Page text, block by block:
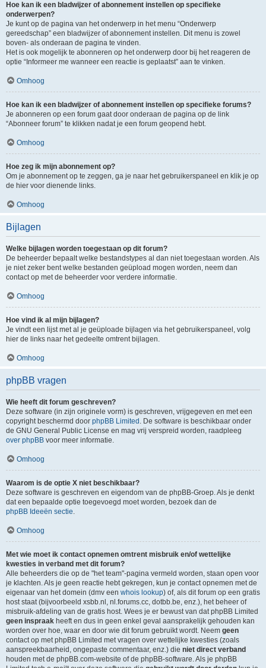
Hoe kan ik een bladwijzer of abonnement instellen op specifieke
onderwerpen?
Je kunt op de pagina van het onderwerp in het menu “Onderwerp
gereedschap” een bladwijzer of abonnement instellen. Dit menu is zowel
boven- als onderaan de pagina te vinden.
Het is ook mogelijk te abonneren op het onderwerp door bij het reageren de
optie “Informeer me wanneer een reactie is geplaatst” aan te vinken.
Omhoog
Hoe kan ik een bladwijzer of abonnement instellen op specifieke forums?
Je abonneren op een forum gaat door onderaan de pagina op de link
“Abonneer forum” te klikken nadat je een forum geopend hebt.
Omhoog
Hoe zeg ik mijn abonnement op?
Om je abonnement op te zeggen, ga je naar het gebruikerspaneel en klik je op
de hier voor dienende links.
Omhoog
Bijlagen
Welke bijlagen worden toegestaan op dit forum?
De beheerder bepaalt welke bestandstypes al dan niet toegestaan worden. Als
je niet zeker bent welke bestanden geüpload mogen worden, neem dan
contact op met de beheerder voor verdere informatie.
Omhoog
Hoe vind ik al mijn bijlagen?
Je vindt een lijst met al je geüploade bijlagen via het gebruikerspaneel, volg
hier de links naar het gedeelte omtrent bijlagen.
Omhoog
phpBB vragen
Wie heeft dit forum geschreven?
Deze software (in zijn originele vorm) is geschreven, vrijgegeven en met een
copyright beschermd door phpBB Limited . De software is beschikbaar onder
de GNU General Public License en mag vrij verspreid worden, raadpleeg
over phpBB voor meer informatie.
Omhoog
Waarom is de optie X niet beschikbaar?
Deze software is geschreven en eigendom van de phpBB-Groep. Als je denkt
dat een bepaalde optie toegevoegd moet worden, bezoek dan de
phpBB Ideeën sectie.
Omhoog
Met wie moet ik contact opnemen omtrent misbruik en/of wettelijke
kwesties in verband met dit forum?
Alle beheerders die op de "het team"-pagina vermeld worden, staan open voor
je klachten. Als je geen reactie hebt gekregen, kun je contact opnemen met de
eigenaar van het domein (dmv een whois lookup) of, als dit forum op een gratis
host staat (bijvoorbeeld xsbb.nl, nl.forums.cc, dotbb.be, enz.), het beheer of
misbruik-afdeling van de gratis host. Wees je er bewust van dat phpBB Limited
geen inspraak heeft en dus in geen enkel geval aansprakelijk gehouden kan
worden over hoe, waar en door wie dit forum gebruikt wordt. Neem geen
contact op met phpBB Limited met vragen over wettelijke kwesties (zoals
aanspreekbaarheid, ongepaste commentaar, enz.) die niet direct verband
houden met de phpBB.com-website of de phpBB-software. Als je phpBB